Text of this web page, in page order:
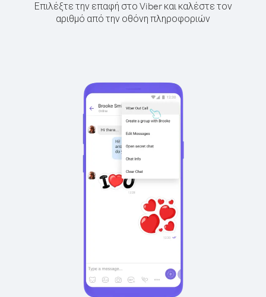
Επιλέξτε την επαφή στο Viber και καλέστε τον
αριθμό από την οθόνη πληροφοριών